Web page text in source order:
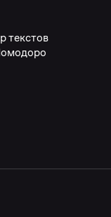
текстов